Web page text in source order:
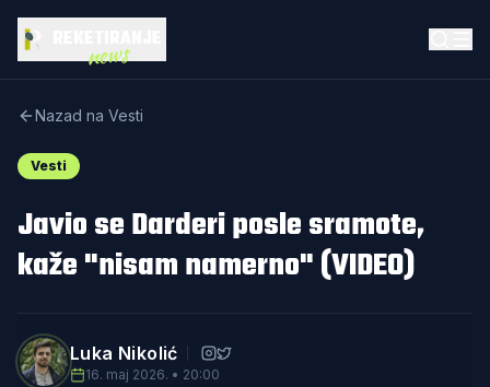
news
Nazad na Vesti
Vesti
Javio se Darderi posle sramote,
kaže "nisam namerno" (VIDEO)
Luka Nikolić
16. maj 2026. • 20:00